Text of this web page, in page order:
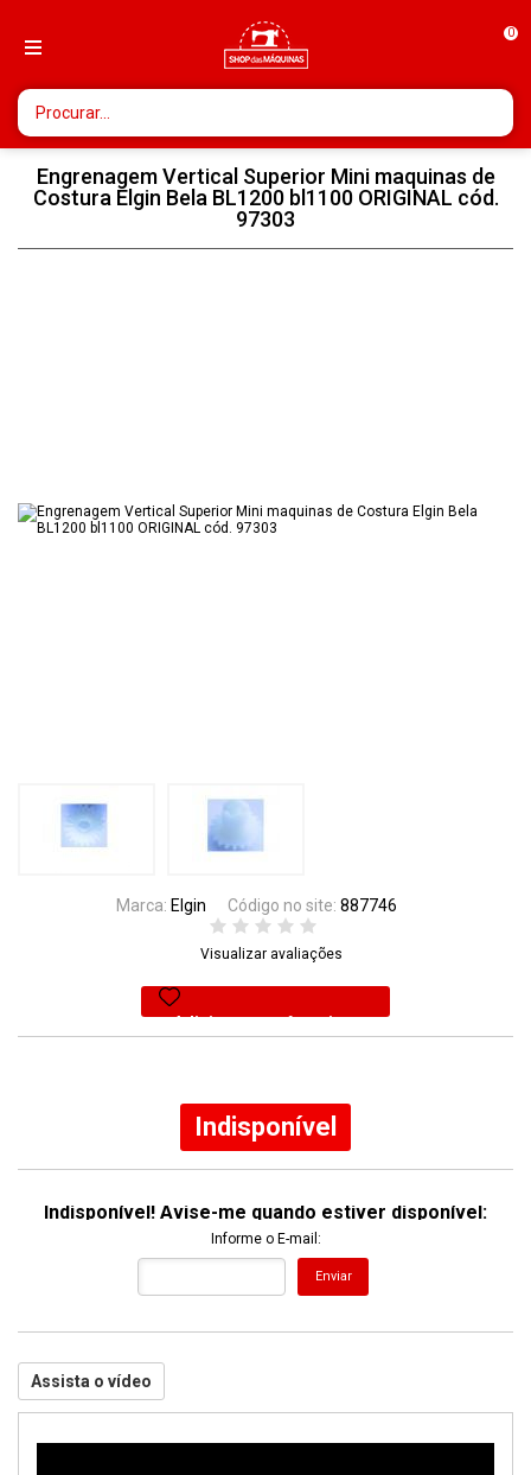
0
Engrenagem Vertical Superior Mini maquinas de
Costura Elgin Bela BL1200 bl1100 ORIGINAL cód.
97303
Marca: Elgin Código no site: 887746
Visualizar avaliações
Adicionar aos favoritos
Indisponível
Indisponível! Avise-me quando estiver disponível:
Informe o E-mail:
Enviar
Assista o vídeo